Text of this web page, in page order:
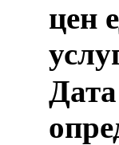
цен